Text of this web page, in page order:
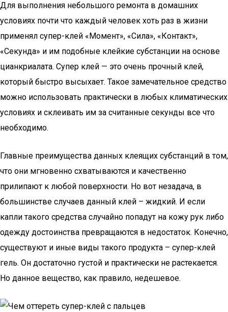
Для выполнения небольшого ремонта в домашних
условиях почти что каждый человек хоть раз в жизни
применял супер-клей «Момент», «Сила», «Контакт»,
«Секунда» и им подобные клейкие субстанции на основе
цианкриалата. Супер клей — это очень прочный клей,
который быстро высыхает. Такое замечательное средство
можно использовать практически в любых климатических
условиях и склеивать им за считанные секунды все что
необходимо.
Главные преимущества данных клеящих субстанций в том,
что они мгновенно схватываются и качественно
прилипают к любой поверхности. Но вот незадача, в
большинстве случаев данный клей – жидкий. И если
капли такого средства случайно попадут на кожу рук либо
одежду достоинства превращаются в недостаток. Конечно,
существуют и иные виды такого продукта – супер-клей
гель. Он достаточно густой и практически не растекается.
Но данное вещество, как правило, недешевое.